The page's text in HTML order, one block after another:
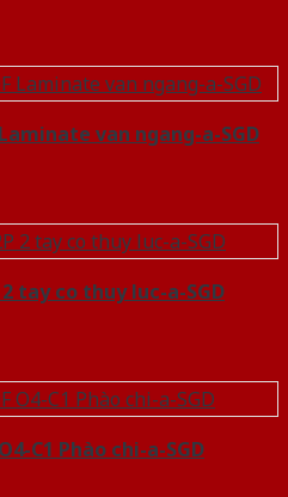
van ngang-a-SGD
tay co thuy luc-a-SGD
C1 Phào chi-a-SGD